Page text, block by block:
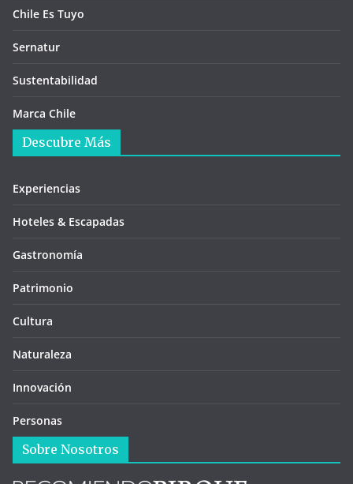
Chile Es Tuyo
Sernatur
Sustentabilidad
Marca Chile
Descubre Más
Experiencias
Hoteles & Escapadas
Gastronomía
Patrimonio
Cultura
Naturaleza
Innovación
Personas
Sobre Nosotros